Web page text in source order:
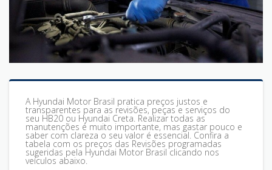
A Hyundai Motor Brasil pratica preços justos e
transparentes para as revisões, peças e serviços do
seu HB20 ou Hyundai Creta. Realizar todas as
manutenções é muito importante, mas gastar pouco e
saber com clareza o seu valor é essencial. Confira a
tabela com os preços das Revisões programadas
sugeridas pela Hyundai Motor Brasil clicando nos
veículos abaixo.